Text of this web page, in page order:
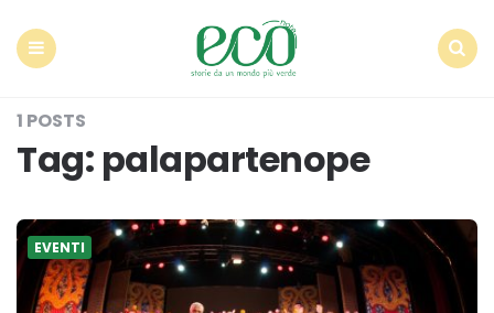
1 POSTS
Tag: palapartenope
EVENTI